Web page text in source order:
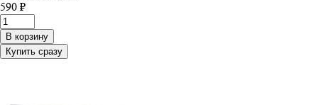
590 ₽
В корзину
Купить сразу